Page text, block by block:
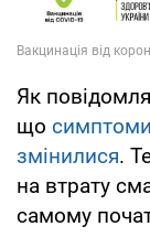
Як
що симптоми
змінилися.
на втрату
самому